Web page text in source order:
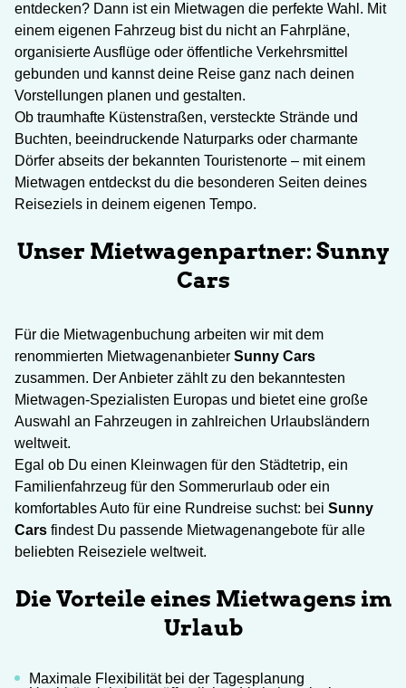
entdecken? Dann ist ein Mietwagen die perfekte Wahl. Mit
einem eigenen Fahrzeug bist du nicht an Fahrpläne,
organisierte Ausflüge oder öffentliche Verkehrsmittel
gebunden und kannst deine Reise ganz nach deinen
Vorstellungen planen und gestalten.
Ob traumhafte Küstenstraßen, versteckte Strände und
Buchten, beeindruckende Naturparks oder charmante
Dörfer abseits der bekannten Touristenorte – mit einem
Mietwagen entdeckst du die besonderen Seiten deines
Reiseziels in deinem eigenen Tempo.
Unser Mietwagenpartner: Sunny
Cars
Für die Mietwagenbuchung arbeiten wir mit dem
renommierten Mietwagenanbieter Sunny Cars
zusammen. Der Anbieter zählt zu den bekanntesten
Mietwagen-Spezialisten Europas und bietet eine große
Auswahl an Fahrzeugen in zahlreichen Urlaubsländern
weltweit.
Egal ob Du einen Kleinwagen für den Städtetrip, ein
Familienfahrzeug für den Sommerurlaub oder ein
komfortables Auto für eine Rundreise suchst: bei Sunny
Cars findest Du passende Mietwagenangebote für alle
beliebten Reiseziele weltweit.
Die Vorteile eines Mietwagens im
Urlaub
Maximale Flexibilität bei der Tagesplanung